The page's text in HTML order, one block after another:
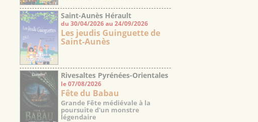
Saint-Aunès Hérault
du 30/04/2026 au 24/09/2026
Les jeudis Guinguette de
Saint-Aunès
Rivesaltes Pyrénées-Orientales
le 07/08/2026
Fête du Babau
Grande Fête médiévale à la
poursuite d'un monstre
légendaire